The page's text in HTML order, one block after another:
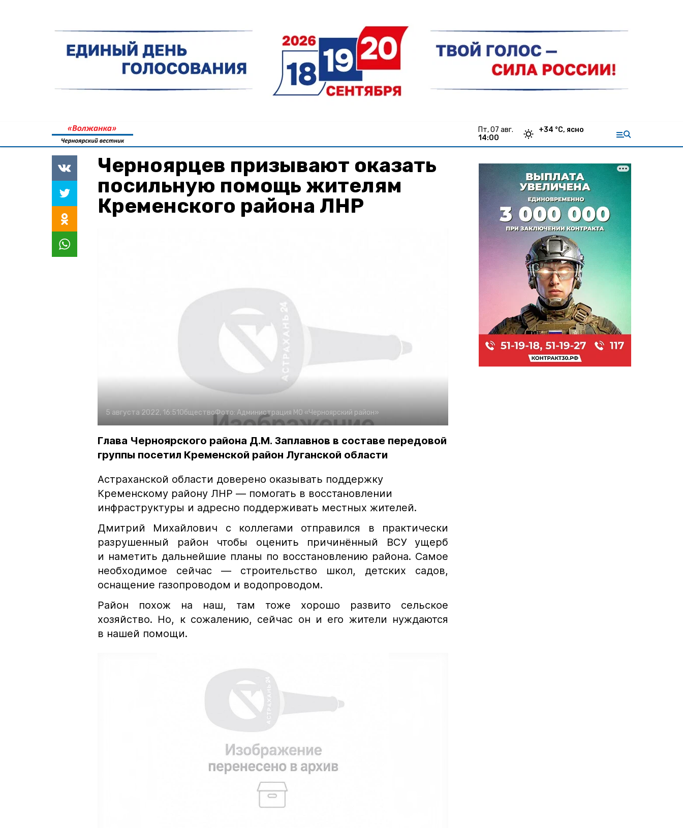
пт, 07 авг.
14:00
+34 °С, ясно
Черноярцев призывают оказать
посильную помощь жителям
Кременского района ЛНР
5 августа 2022, 16:51ОбществоФото: Администрация МО «Черноярский район»
Глава Черноярского района Д.М. Заплавнов в составе передовой
группы посетил Кременской район Луганской области
Астраханской области доверено оказывать поддержку
Кременскому району ЛНР — помогать в восстановлении
инфраструктуры и адресно поддерживать местных жителей.
Дмитрий Михайлович с коллегами отправился в практически
разрушенный район чтобы оценить причинённый ВСУ ущерб
и наметить дальнейшие планы по восстановлению района. Самое
необходимое сейчас — строительство школ, детских садов,
оснащение газопроводом и водопроводом.
Район похож на наш, там тоже хорошо развито сельское
хозяйство. Но, к сожалению, сейчас он и его жители нуждаются
в нашей помощи.